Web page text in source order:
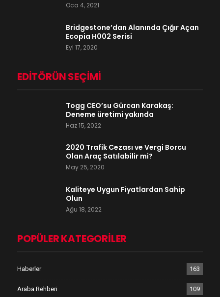
Oca 4, 2021
Bridgestone’dan Alanında Çığır Açan
Ecopia H002 Serisi
Eyl 17, 2020
EDITÖRÜN SEÇIMI
Togg CEO’su Gürcan Karakaş:
Deneme üretimi yakında
Haz 15, 2022
2020 Trafik Cezası ve Vergi Borcu
Olan Araç Satılabilir mi?
May 25, 2020
Kaliteye Uygun Fiyatlardan Sahip
Olun
Ağu 18, 2022
POPÜLER KATEGORILER
Haberler 163
Araba Rehberi 109